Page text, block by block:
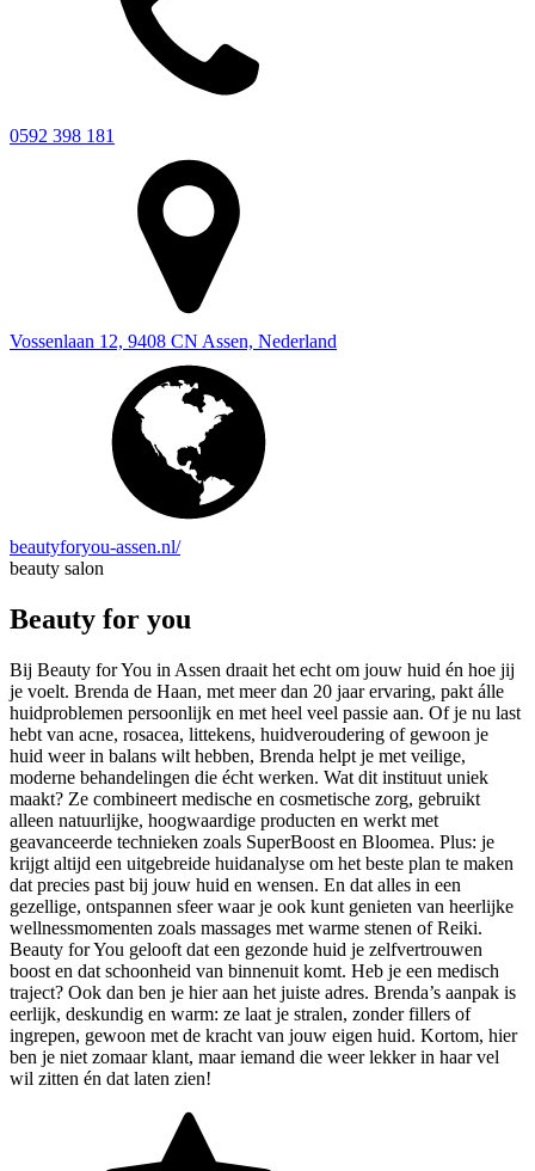
0592 398 181
Vossenlaan 12, 9408 CN Assen, Nederland
beautyforyou-assen.nl/
beauty salon
Beauty for you
Bij Beauty for You in Assen draait het echt om jouw huid én hoe jij
je voelt. Brenda de Haan, met meer dan 20 jaar ervaring, pakt álle
huidproblemen persoonlijk en met heel veel passie aan. Of je nu last
hebt van acne, rosacea, littekens, huidveroudering of gewoon je
huid weer in balans wilt hebben, Brenda helpt je met veilige,
moderne behandelingen die écht werken. Wat dit instituut uniek
maakt? Ze combineert medische en cosmetische zorg, gebruikt
alleen natuurlijke, hoogwaardige producten en werkt met
geavanceerde technieken zoals SuperBoost en Bloomea. Plus: je
krijgt altijd een uitgebreide huidanalyse om het beste plan te maken
dat precies past bij jouw huid en wensen. En dat alles in een
gezellige, ontspannen sfeer waar je ook kunt genieten van heerlijke
wellnessmomenten zoals massages met warme stenen of Reiki.
Beauty for You gelooft dat een gezonde huid je zelfvertrouwen
boost en dat schoonheid van binnenuit komt. Heb je een medisch
traject? Ook dan ben je hier aan het juiste adres. Brenda’s aanpak is
eerlijk, deskundig en warm: ze laat je stralen, zonder fillers of
ingrepen, gewoon met de kracht van jouw eigen huid. Kortom, hier
ben je niet zomaar klant, maar iemand die weer lekker in haar vel
wil zitten én dat laten zien!